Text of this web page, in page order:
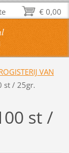
VAN
st / 25gr.
st /
€ 0,00